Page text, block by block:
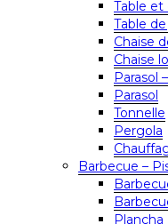
Table et
Table
Chaise
Chaise
Parasol
Parasol
Tonnelle
Pergola
Barbecue –
Plancha